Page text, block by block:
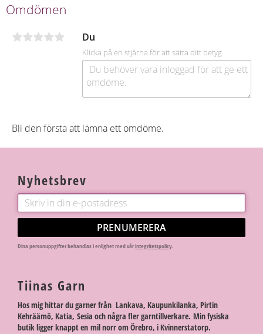
b
o
k
Omdömen
Du
Klicka på en stjärna för att sätta ditt betyg
Bli den första att lämna ett omdöme.
Nyhetsbrev
PRENUMERERA
Dina personuppgifter behandlas i enlighet med vårintegritetspolicy.
Tiinas Garn
Hos mig hittar du garner från Lankava, Kaupunkilanka, Pirtin
Kehräämö, Katia, Sesia och några fler garntillverkare. Min fysiska
butik ligger knappt en mil norr om Örebro, i Kvinnerstatorp.